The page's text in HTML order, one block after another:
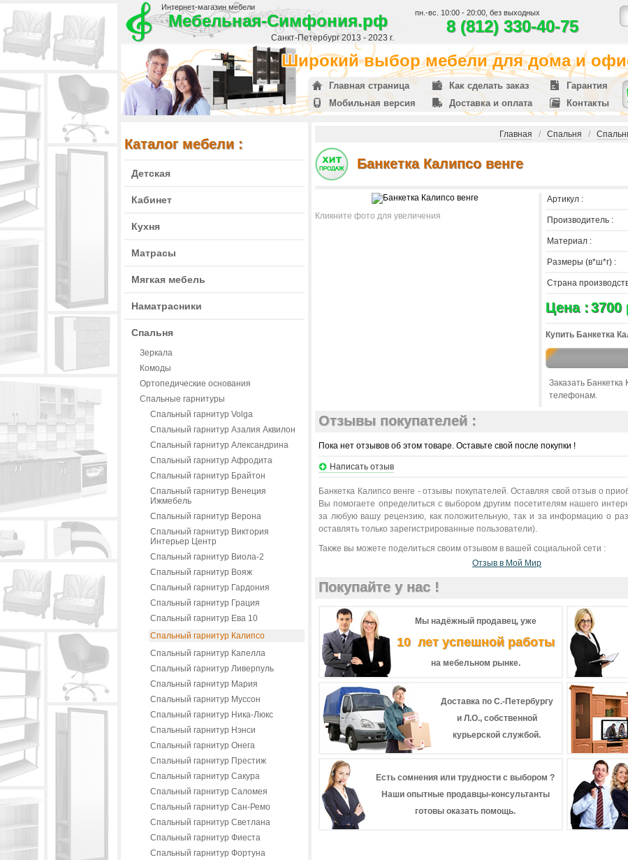
Интернет-магазин мебели
Мебельная-Симфония.рф
Санкт-Петербург 2013 - 2023 г.
пн.-вс. 10:00 - 20:00, без выходных
8 (812) 330-40-75
Широкий выбор мебели для дома и
Главная страница Как сделать заказ
Гарантия
Мобильная версия
Доставка и оплата Контакты
Каталог мебели :
Детская
Кабинет
Кухня
Матрасы
Мягкая мебель
Наматрасники
Спальня
Зеркала
Комоды
Ортопедические основания
Спальные гарнитуры
Спальный гарнитур Volga
Спальный гарнитур Азалия Аквилон
Спальный гарнитур Александрина
Спальный гарнитур Афродита
Спальный гарнитур Брайтон
Спальный гарнитур Венеция
Ижмебель
Спальный гарнитур Верона
Спальный гарнитур Виктория
Интерьер Центр
Спальный гарнитур Виола-2
Спальный гарнитур Вояж
Спальный гарнитур Гардония
Спальный гарнитур Грация
Спальный гарнитур Ева 10
Спальный гарнитур Калипсо
Спальный гарнитур Капелла
Спальный гарнитур Ливерпуль
Спальный гарнитур Мария
Спальный гарнитур Муссон
Спальный гарнитур Ника-Люкс
Спальный гарнитур Нэнси
Спальный гарнитур Онега
Спальный гарнитур Престиж
Спальный гарнитур Сакура
Спальный гарнитур Саломея
Спальный гарнитур Сан-Ремо
Спальный гарнитур Светлана
Спальный гарнитур Фиеста
Спальный гарнитур Фортуна
Главная / Спальня /
Банкетка Калипсо венге
Кликните фото для увеличения
Артикул :
Производитель :
Материал :
Размеры (в*ш*г) :
Страна
Цена :3700
Купить Банкетка
Заказать
телефонам.
Отзывы покупателей :
Пока нет отзывов об этом товаре. Оставьте свой после покупки !
Написать отзыв
Банкетка Калипсо венге - отзывы покупателей. Оставляя свой отзыв о
Вы помогаете определиться с выбором другим посетителям нашего
за любую вашу рецензию, как положительную, так и за информацию о
оставлять только зарегистрированные пользователи).
Также вы можете поделиться своим отзывом в вашей социальной сети :
Отзыв в Мой Мир
Покупайте у нас !
Мы надёжный продавец, уже
10 лет успешной работы
на мебельном рынке.
Доставка по С.-Петербургу
и Л.О., собственной
курьерской службой.
Есть сомнения или трудности с выбором ?
Наши опытные продавцы-консультанты
готовы оказать помощь.